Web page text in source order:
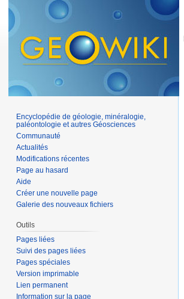
Encyclopédie de géologie, minéralogie,
paléontologie et autres Géosciences
Communauté
Actualités
Modifications récentes
Page au hasard
Aide
Créer une nouvelle page
Galerie des nouveaux fichiers
Outils
Pages liées
Suivi des pages liées
Pages spéciales
Version imprimable
Lien permanent
Information sur la page